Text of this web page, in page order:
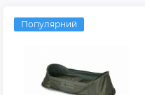
Популярний